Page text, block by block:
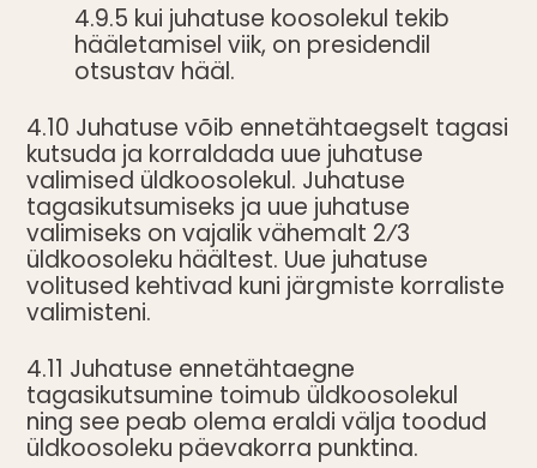
4.9.5 kui juhatuse koosolekul tekib
hääletamisel viik, on presidendil
otsustav hääl.
4.10 Juhatuse võib ennetähtaegselt tagasi
kutsuda ja korraldada uue juhatuse
valimised üldkoosolekul. Juhatuse
tagasikutsumiseks ja uue juhatuse
valimiseks on vajalik vähemalt 2⁄3
üldkoosoleku häältest. Uue juhatuse
volitused kehtivad kuni järgmiste korraliste
valimisteni.
4.11 Juhatuse ennetähtaegne
tagasikutsumine toimub üldkoosolekul
ning see peab olema eraldi välja toodud
üldkoosoleku päevakorra punktina.